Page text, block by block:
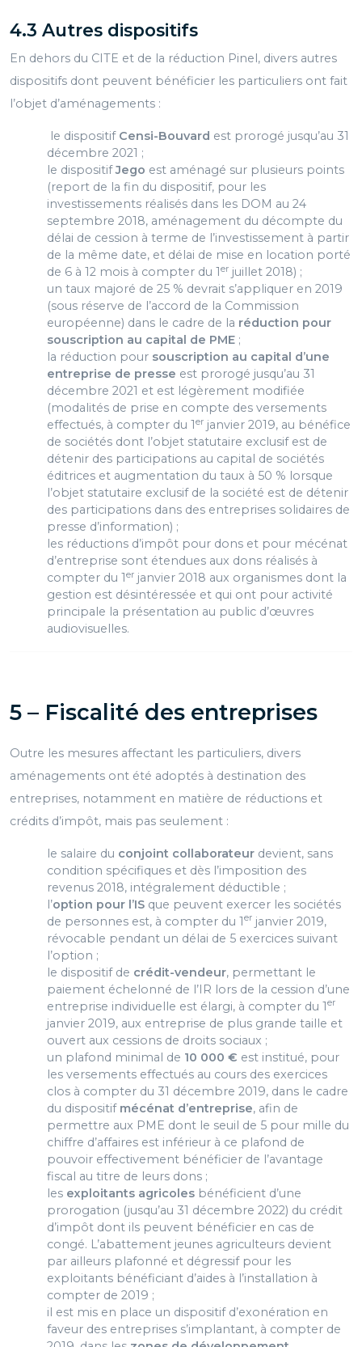
4.3 Autres dispositifs
En dehors du CITE et de la réduction Pinel, divers autres
dispositifs dont peuvent bénéficier les particuliers ont fait
l’objet d’aménagements :
le dispositif Censi-Bouvard est prorogé jusqu’au 31
décembre 2021 ;
le dispositifJego est aménagé sur plusieurs points
(report de la fin du dispositif, pour les
investissements réalisés dans les DOM au 24
septembre 2018, aménagement du décompte du
délai de cession à terme de l’investissement à partir
de la même date, et délai de mise en location porté
de 6 à 12 mois à compter du 1er juillet 2018) ;
un taux majoré de 25 % devrait s’appliquer en 2019
(sous réserve de l’accord de la Commission
européenne) dans le cadre de la réduction pour
souscription au capital de PME ;
la réduction pour souscription au capital d’une
entreprise de presse est prorogé jusqu’au 31
décembre 2021 et est légèrement modifiée
(modalités de prise en compte des versements
effectués, à compter du 1er janvier 2019, au bénéfice
de sociétés dont l’objet statutaire exclusif est de
détenir des participations au capital de sociétés
éditrices et augmentation du taux à 50 % lorsque
l’objet statutaire exclusif de la société est de détenir
des participations dans des entreprises solidaires de
presse d’information) ;
les réductions d’impôt pour dons et pour mécénat
d’entreprise sont étendues aux dons réalisés à
compter du 1er janvier 2018 aux organismes dont la
gestion est désintéressée et qui ont pour activité
principale la présentation au public d’œuvres
audiovisuelles.
5 – Fiscalité des entreprises
Outre les mesures affectant les particuliers, divers
aménagements ont été adoptés à destination des
entreprises, notamment en matière de réductions et
crédits d’impôt, mais pas seulement :
le salaire du conjoint collaborateur devient, sans
condition spécifiques et dès l’imposition des
revenus 2018, intégralement déductible ;
l’option pour l’IS que peuvent exercer les sociétés
de personnes est, à compter du 1er janvier 2019,
révocable pendant un délai de 5 exercices suivant
l’option ;
le dispositif de crédit-vendeur, permettant le
paiement échelonné de l’IR lors de la cession d’une
entreprise individuelle est élargi, à compter du 1er
janvier 2019, aux entreprise de plus grande taille et
ouvert aux cessions de droits sociaux ;
un plafond minimal de 10 000 € est institué, pour
les versements effectués au cours des exercices
clos à compter du 31 décembre 2019, dans le cadre
du dispositif mécénat d’entreprise, afin de
permettre aux PME dont le seuil de 5 pour mille du
chiffre d’affaires est inférieur à ce plafond de
pouvoir effectivement bénéficier de l’avantage
fiscal au titre de leurs dons ;
les exploitants agricoles bénéficient d’une
prorogation (jusqu’au 31 décembre 2022) du crédit
d’impôt dont ils peuvent bénéficier en cas de
congé. L’abattement jeunes agriculteurs devient
par ailleurs plafonné et dégressif pour les
exploitants bénéficiant d’aides à l’installation à
compter de 2019 ;
il est mis en place un dispositif d’exonération en
faveur des entreprises s’implantant, à compter de